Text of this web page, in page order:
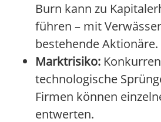
Burn kann zu
führen – mit
bestehende Aktionäre.
Marktrisiko:
technologische
Firmen können
entwerten.